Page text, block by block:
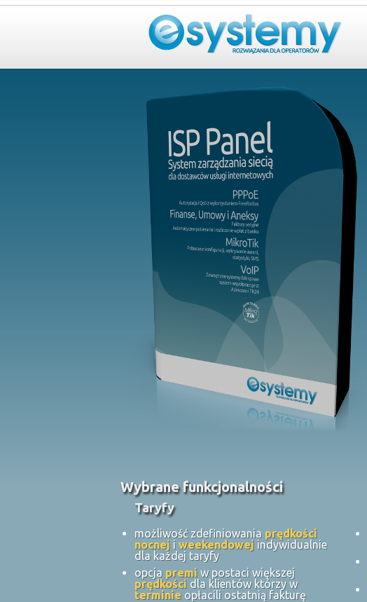
Wybrane funkcjonalności
Taryfy
możliwość zdefiniowania prędkości
nocnej i weekendowej indywidualnie
dla każdej taryfy
opcja premi w postaci większej
prędkości dla klientów którzy w
terminie opłacili ostatnią fakturę